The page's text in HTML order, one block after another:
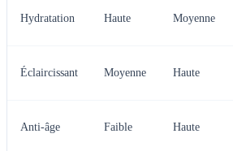
Hydratation Haute Moyenne
Éclaircissant Moyenne Haute
Anti-âge Faible Haute